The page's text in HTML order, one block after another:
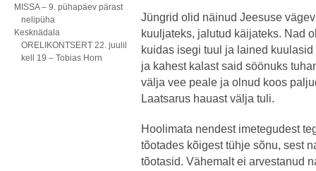
MISSA – 9. pühapäev pärast
nelipüha
Kesknädala
ORELIKONTSERT 22. juulil
kell 19 – Tobias Horn
Jüngrid olid näinud Jeesuse
kuuljateks, jalutud käijateks. Nad
kuidas isegi tuul ja lained
ja kahest kalast said söönuks
välja vee peale ja olnud koos
Laatsarus hauast välja tuli.
Hoolimata nendest imetegudest
tõotades kõigest tühje sõnu, sest
tõotasid. Vähemalt ei arvestanud